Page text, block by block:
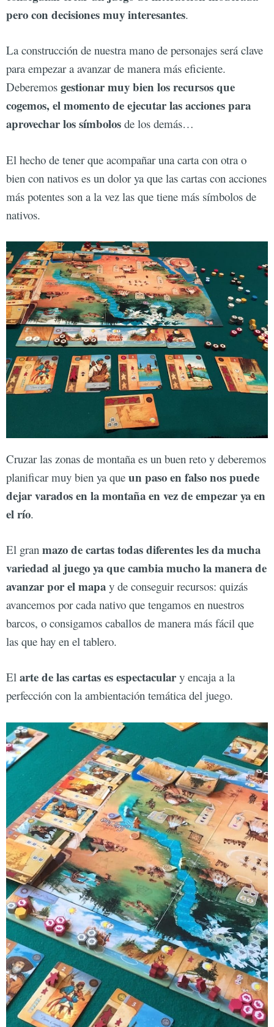
pero con decisiones muy interesantes.
La construcción de nuestra mano de personajes será clave
para empezar a avanzar de manera más eficiente.
Deberemos gestionar muy bien los recursos que
cogemos, el momento de ejecutar las acciones para
aprovechar los símbolos de los demás…
El hecho de tener que acompañar una carta con otra o
bien con nativos es un dolor ya que las cartas con acciones
más potentes son a la vez las que tiene más símbolos de
nativos.
Cruzar las zonas de montaña es un buen reto y deberemos
planificar muy bien ya que un paso en falso nos puede
dejar varados en la montaña en vez de empezar ya en
el río.
El gran mazo de cartas todas diferentes les da mucha
variedad al juego ya que cambia mucho la manera de
avanzar por el mapa y de conseguir recursos: quizás
avancemos por cada nativo que tengamos en nuestros
barcos, o consigamos caballos de manera más fácil que
las que hay en el tablero.
El arte de las cartas es espectacular y encaja a la
perfección con la ambientación temática del juego.